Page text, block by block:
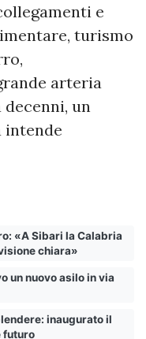
e
turismo
arteria
un
intende
«A Sibari la Calabria
chiara»
un nuovo asilo in via
inaugurato il
futuro